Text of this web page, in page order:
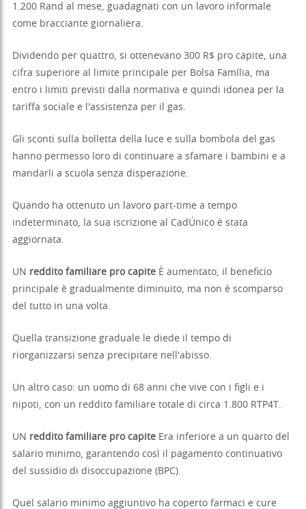
1.200 Rand al mese, guadagnati con un lavoro informale
come bracciante giornaliera.
Dividendo per quattro, si ottenevano 300 R$ pro capite, una
cifra superiore al limite principale per Bolsa Família, ma
entro i limiti previsti dalla normativa e quindi idonea per la
tariffa sociale e l'assistenza per il gas.
Gli sconti sulla bolletta della luce e sulla bombola del gas
hanno permesso loro di continuare a sfamare i bambini e a
mandarli a scuola senza disperazione.
Quando ha ottenuto un lavoro part-time a tempo
indeterminato, la sua iscrizione al CadÚnico è stata
aggiornata.
UN reddito familiare pro capite È aumentato, il beneficio
principale è gradualmente diminuito, ma non è scomparso
del tutto in una volta.
Quella transizione graduale le diede il tempo di
riorganizzarsi senza precipitare nell'abisso.
Un altro caso: un uomo di 68 anni che vive con i figli e i
nipoti, con un reddito familiare totale di circa 1.800 RTP4T.
UN reddito familiare pro capite Era inferiore a un quarto del
salario minimo, garantendo così il pagamento continuativo
del sussidio di disoccupazione (BPC).
Quel salario minimo aggiuntivo ha coperto farmaci e cure